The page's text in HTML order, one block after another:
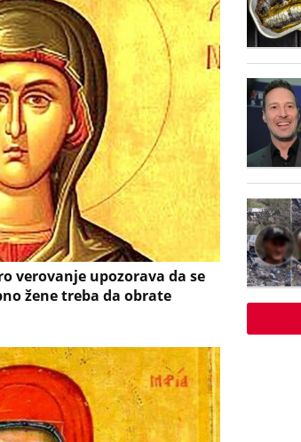
verovanje upozorava da se
žene treba da obrate